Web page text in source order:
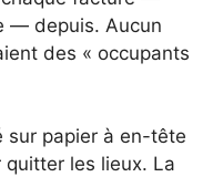
— depuis. Aucun
des « occupants
sur papier à en-tête
les lieux. La